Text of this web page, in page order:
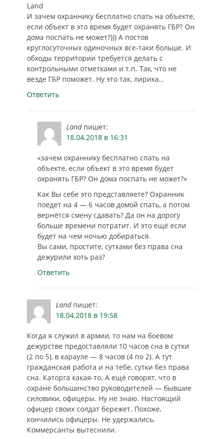
Land
И зачем охраннику бесплатно спать на объекте,
если объект в это время будет охранять ГБР? Он
дома поспать не может?))) А постов
круглосуточных одиночных все-таки больше. И
обходы территории требуется делать с
контрольными отметками и т.п. Так, что не
везде ГБР поможет. Ну это так, лирика…
Ответить
Land пишет:
18.04.2018 в 16:31
«зачем охраннику бесплатно спать на
объекте, если объект в это время будет
охранять ГБР? Он дома поспать не может?»
Как Вы себе это представляете? Охранник
поедет на 4 — 6 часов домой спать, а потом
вернётся смену сдавать? Да он на дорогу
больше времени потратит. И это ещё если
будет на чем ночью добираться.
Вы сами, простите, сутками без права сна
дежурили хоть раз?
Ответить
Land пишет:
18.04.2018 в 19:58
Когда я служил в армии, то нам на боевом
дежурстве предоставляли 10 часов сна в сутки
(2 по 5), в карауле — 8 часов (4 по 2). А тут
гражданская работа и на тебе, сутки без права
сна. Каторга какая-то. А ещё говорят, что в
охране большинство руководителей — бывшие
силовики, офицеры. Ну не знаю. Настоящий
офицер своих солдат бережет. Похоже,
кончились офицеры. Не удержались.
Коммерсанты вытеснили.